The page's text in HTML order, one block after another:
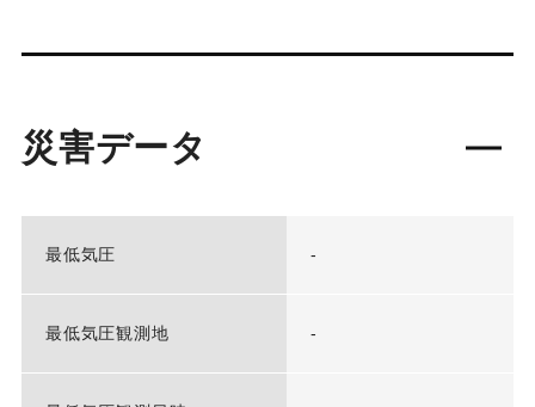
災害データ
最低気圧 -
最低気圧観測地 -